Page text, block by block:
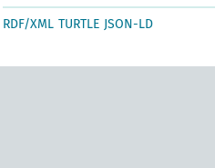
RDF/XML TURTLE JSON-LD